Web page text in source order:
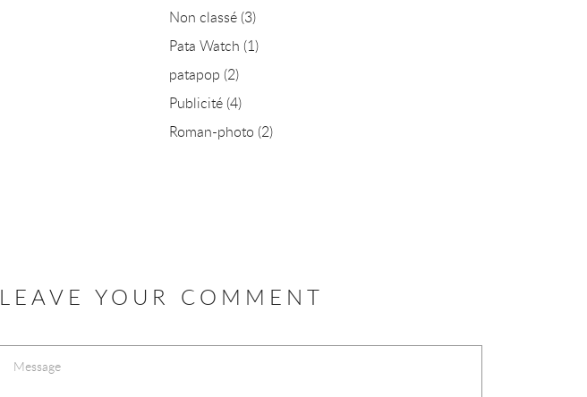
Non classé (3)
Pata Watch (1)
patapop (2)
Publicité (4)
Roman-photo (2)
LEAVE YOUR COMMENT